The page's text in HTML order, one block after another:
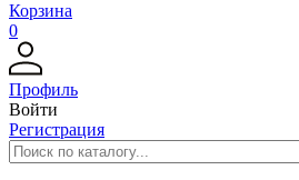
Корзина
0
Профиль
Войти
Регистрация